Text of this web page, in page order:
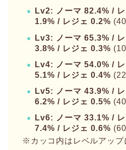
Lv2: ノーマ 82.4% /
1.9% / レジェ 0.2%
Lv3: ノーマ 65.3% /
3.8% / レジェ 0.3%
Lv4: ノーマ 54.0% /
5.1% / レジェ 0.4%
Lv5: ノーマ 43.9% /
6.2% / レジェ 0.5%
Lv6: ノーマ 33.1% /
7.4% / レジェ 0.6%
※カッコ内はレベルアップ